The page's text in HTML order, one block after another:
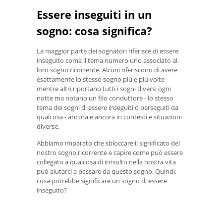
Essere inseguiti in un
sogno: cosa significa?
La maggior parte dei sognatori riferisce di essere
inseguito come il tema numero uno associato al
loro sogno ricorrente. Alcuni riferiscono di avere
esattamente lo stesso sogno più e più volte
mentre altri riportano tutti i sogni diversi ogni
notte ma notano un filo conduttore - lo stesso
tema dei sogni di essere inseguiti o perseguiti da
qualcosa - ancora e ancora in contesti e situazioni
diverse.
Abbiamo imparato che sbloccare il significato del
nostro sogno ricorrente e capire come può essere
collegato a qualcosa di irrisolto nella nostra vita
può aiutarci a passare da questo sogno. Quindi,
cosa potrebbe significare un sogno di essere
inseguito?